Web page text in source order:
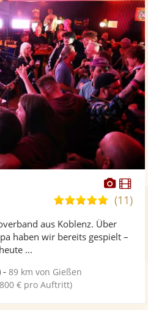
Fotos
5,0
5
(11)
aus Koblenz. Über
haben wir bereits gespielt –
...
-89 km von Gießen
€ pro Auftritt)